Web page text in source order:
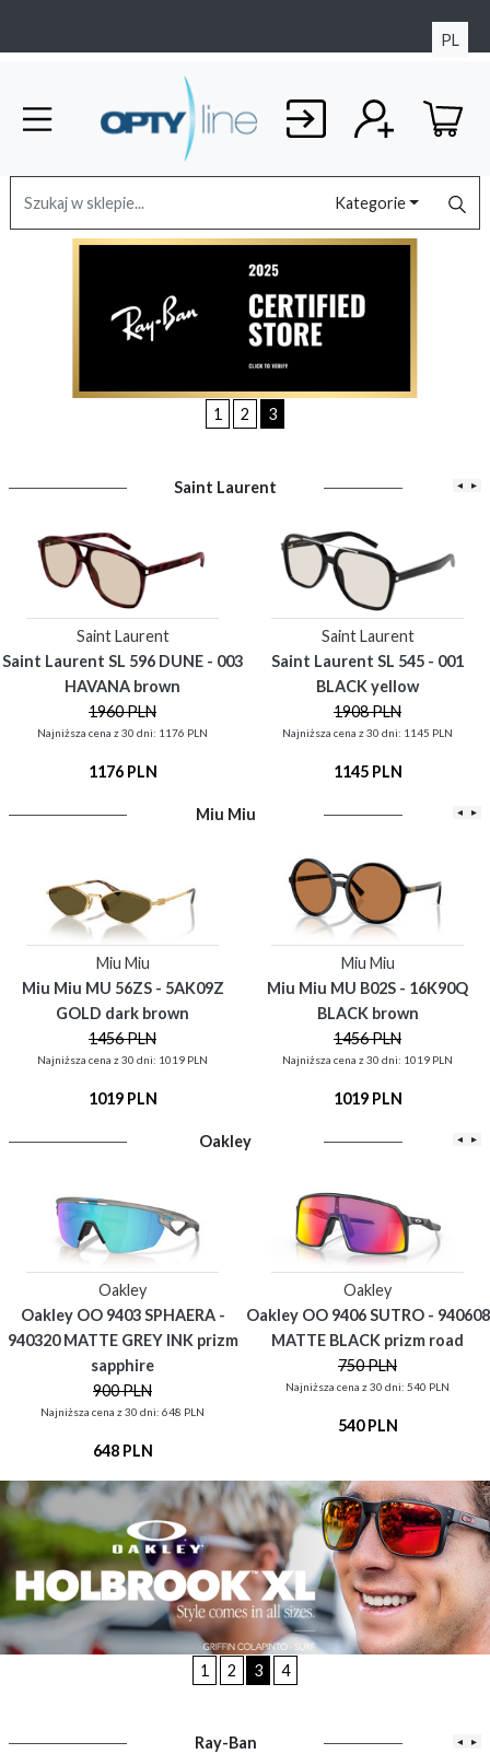
PL
Kategorie
1 2 3
Saint Laurent ◂ ▸
Saint Laurent
Saint Laurent SL 596 DUNE - 003
HAVANA brown
1960 PLN
Najniższa cena z 30 dni: 1176 PLN
1176 PLN
Saint Laurent
Saint Laurent SL 545 - 001
BLACK yellow
1908 PLN
Najniższa cena z 30 dni: 1145 PLN
1145 PLN
Miu Miu ◂ ▸
Miu Miu
Miu Miu MU 56ZS - 5AK09Z
GOLD dark brown
1456 PLN
Najniższa cena z 30 dni: 1019 PLN
1019 PLN
Miu Miu
Miu Miu MU B02S - 16K90Q
BLACK brown
1456 PLN
Najniższa cena z 30 dni: 1019 PLN
1019 PLN
Oakley ◂ ▸
Oakley
Oakley OO 9403 SPHAERA -
940320 MATTE GREY INK prizm
sapphire
900 PLN
Najniższa cena z 30 dni: 648 PLN
648 PLN
Oakley
Oakley OO 9406 SUTRO - 940608
MATTE BLACK prizm road
750 PLN
Najniższa cena z 30 dni: 540 PLN
540 PLN
1 2 3 4
Ray-Ban ◂ ▸